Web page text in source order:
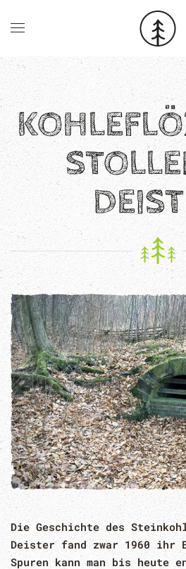
Skip to main content
Die Geschichte des
Deister fand zwar 1960 ihr
Spuren kann man bis heute